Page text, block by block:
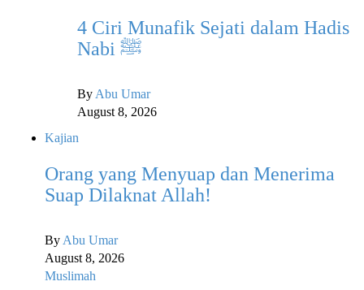
4 Ciri Munafik Sejati dalam Hadis
Nabi ﷺ
By Abu Umar
August 8, 2026
Kajian
Orang yang Menyuap dan Menerima
Suap Dilaknat Allah!
By Abu Umar
August 8, 2026
Muslimah